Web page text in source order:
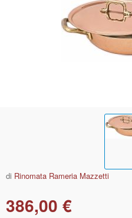
di Rinomata Rameria Mazzetti
386,00 €